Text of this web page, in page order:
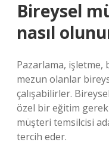
Bireysel
nasıl
Pazarlama, işletme,
mezun olanlar
çalışabilirler.
özel bir eğitim
müşteri temsilcisi
tercih eder.